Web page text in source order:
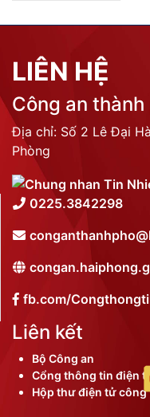
LIÊN HỆ
Công an
Địa chỉ: Số 2 Lê Đại
Phòng
0225.3842298
fb.com/
Liên kết
Bộ Công an
Cổng thông tin điện
Hộp thư điện tử công